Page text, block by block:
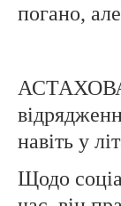
погано,
АСТАХОВА
навіть у
Щодо